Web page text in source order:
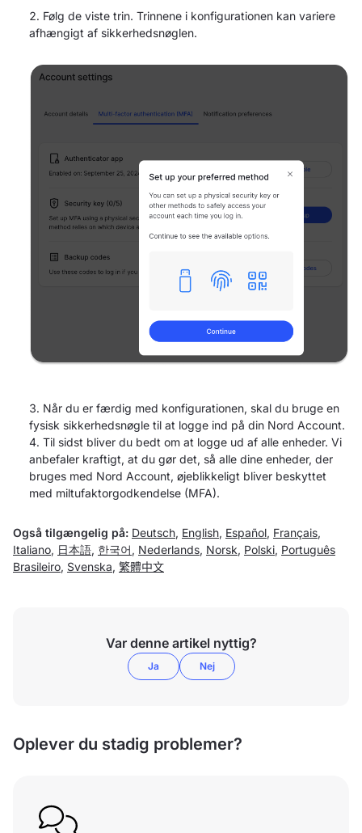
Følg de viste trin. Trinnene i konfigurationen kan variere
afhængigt af sikkerhedsnøglen.
Når du er færdig med konfigurationen, skal du bruge en
fysisk sikkerhedsnøgle til at logge ind på din Nord Account.
Til sidst bliver du bedt om at logge ud af alle enheder. Vi
anbefaler kraftigt, at du gør det, så alle dine enheder, der
bruges med Nord Account, øjeblikkeligt bliver beskyttet
med miltufaktorgodkendelse (MFA).
Også tilgængelig på: Deutsch, English, Español, Français,
Italiano, 日本語, 한국어, Nederlands, Norsk, Polski, Português
Brasileiro, Svenska, 繁體中文
Var denne artikel nyttig?
Ja Nej
Oplever du stadig problemer?